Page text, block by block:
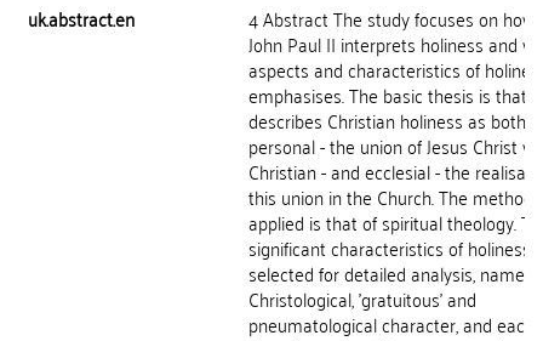
uk.abstract.en
4 Abstract The study focuses on how
John Paul II interprets holiness and
aspects and characteristics of
emphasises. The basic thesis is that
describes Christian holiness as both
personal - the union of Jesus Christ
Christian - and ecclesial - the
this union in the Church. The
applied is that of spiritual theology.
significant characteristics of holiness
selected for detailed analysis,
Christological, 'gratuitous' and
pneumatological character, and each